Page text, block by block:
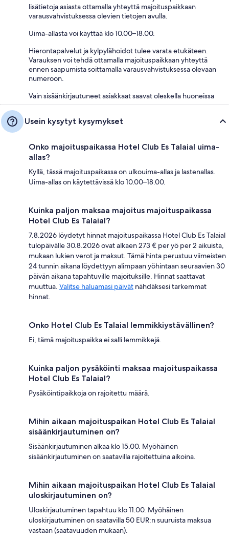
lisätietoja asiasta ottamalla yhteyttä majoituspaikkaan
varausvahvistuksessa olevien tietojen avulla.
Uima-allasta voi käyttää klo 10.00–18.00.
Hierontapalvelut ja kylpylähoidot tulee varata etukäteen.
Varauksen voi tehdä ottamalla majoituspaikkaan yhteyttä
ennen saapumista soittamalla varausvahvistuksessa olevaan
numeroon.
Vain sisäänkirjautuneet asiakkaat saavat oleskella huoneissa
Usein kysytyt kysymykset
Onko majoituspaikassa Hotel Club Es Talaial uima-
allas?
Kyllä, tässä majoituspaikassa on ulkouima-allas ja lastenallas.
Uima-allas on käytettävissä klo 10.00–18.00.
Kuinka paljon maksaa majoitus majoituspaikassa
Hotel Club Es Talaial?
7.8.2026 löydetyt hinnat majoituspaikassa Hotel Club Es Talaial
tulopäivälle 30.8.2026 ovat alkaen 273 € per yö per 2 aikuista,
mukaan lukien verot ja maksut. Tämä hinta perustuu viimeisten
24 tunnin aikana löydettyyn alimpaan yöhintaan seuraavien 30
päivän aikana tapahtuville majoituksille. Hinnat saattavat
muuttua. Valitse haluamasi päivät nähdäksesi tarkemmat
hinnat.
Onko Hotel Club Es Talaial lemmikkiystävällinen?
Ei, tämä majoituspaikka ei salli lemmikkejä.
Kuinka paljon pysäköinti maksaa majoituspaikassa
Hotel Club Es Talaial?
Pysäköintipaikkoja on rajoitettu määrä.
Mihin aikaan majoituspaikan Hotel Club Es Talaial
sisäänkirjautuminen on?
Sisäänkirjautuminen alkaa klo 15.00. Myöhäinen
sisäänkirjautuminen on saatavilla rajoitettuina aikoina.
Mihin aikaan majoituspaikan Hotel Club Es Talaial
uloskirjautuminen on?
Uloskirjautuminen tapahtuu klo 11.00. Myöhäinen
uloskirjautuminen on saatavilla 50 EUR:n suuruista maksua
vastaan (saatavuuden mukaan).